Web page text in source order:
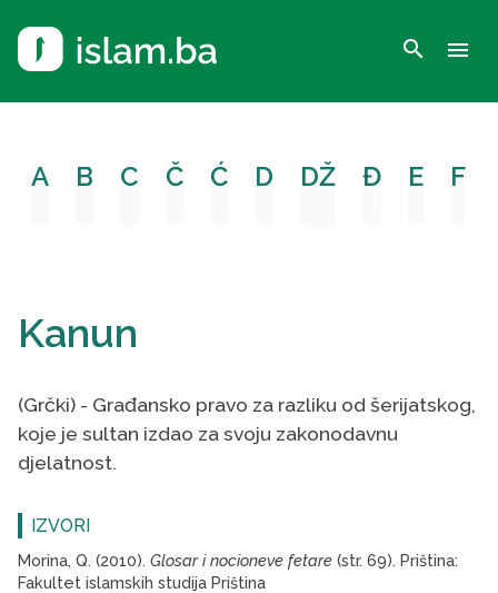
search menu
A B C Č Ć D DŽ Đ E F
Kanun
(Grčki) - Građansko pravo za razliku od šerijatskog,
koje je sultan izdao za svoju zakonodavnu
djelatnost.
IZVORI
Morina, Q. (2010). Glosar i nocioneve fetare (str. 69). Priština:
Fakultet islamskih studija Priština